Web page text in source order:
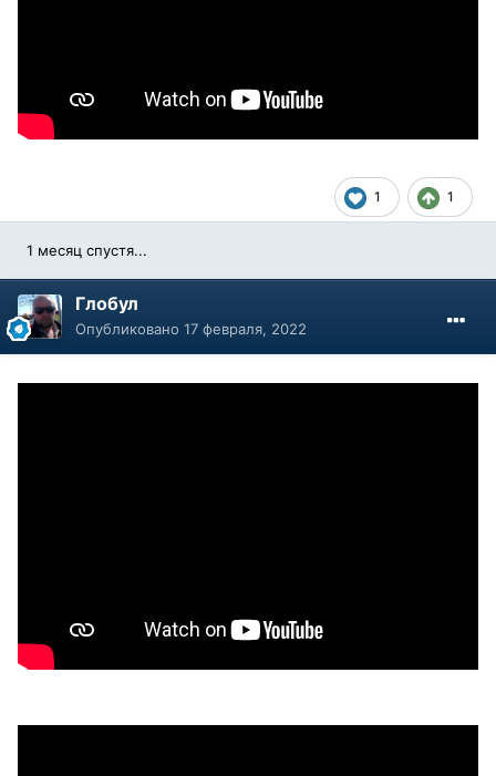
1 1
1 месяц спустя...
Глобул
Опубликовано 17 февраля, 2022